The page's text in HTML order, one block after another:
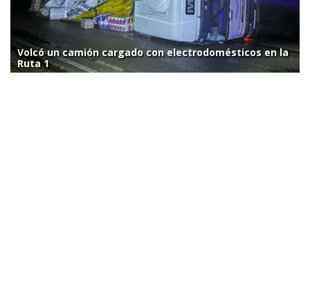
Volcó un camión cargado con electrodomésticos en la
Ruta 1